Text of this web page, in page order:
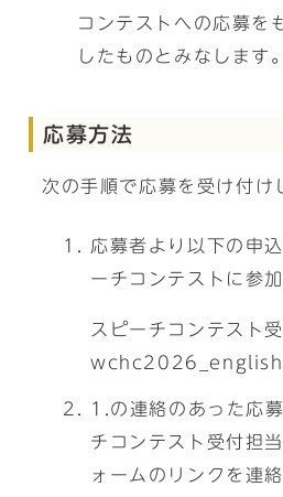
コンテストへの応募を
したものとみなします。
応募方法
次の手順で応募を受け付け
応募者より以下の申
ーチコンテストに参
スピーチコンテスト
1.の連絡のあった応
チコンテスト受付担
ォームのリンクを連絡